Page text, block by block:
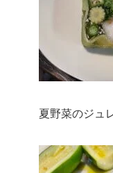
夏野菜のジュ